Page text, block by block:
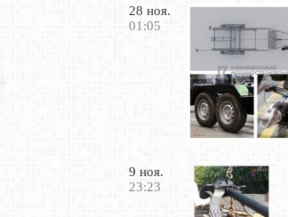
28 ноя.
01:05
9 ноя.
23:23